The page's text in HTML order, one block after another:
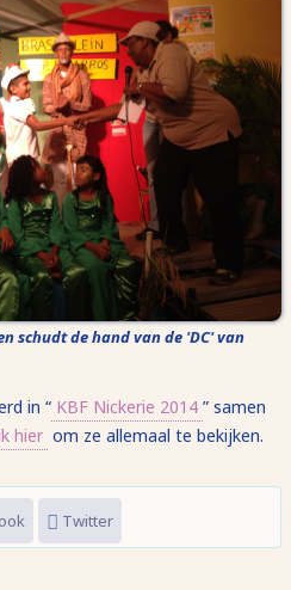
schudt de hand van de 'DC' van
in “ KBF Nickerie 2014 ” samen
hier om ze allemaal te bekijken.
Twitter